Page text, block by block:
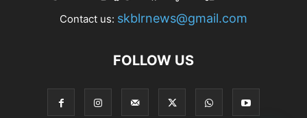
Contact us: skblrnews@gmail.com
FOLLOW US